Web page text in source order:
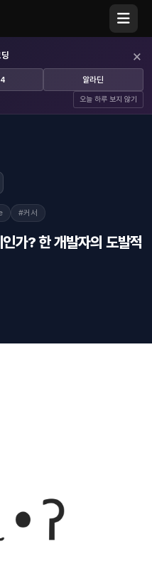
알라딘
오늘 하루 보지 않기
×
#커서
가? 한 개발자의 도발적